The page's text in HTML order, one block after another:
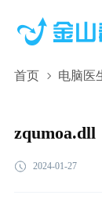
首页 电脑医
zqumoa.dll
2024-01-27